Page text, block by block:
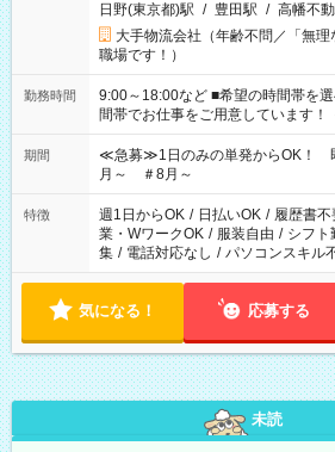
日野(東京都)駅 / 豊田駅 / 高幡不
大手物流会社（年齢不問／「無
職場です！）
勤務時間
9:00～18:00など ■希望の時間帯を選べます！ ▼他
間帯でお仕事をご用意しています
17:00～22:00 13:00～22:00 22:00
期間
≪急募≫1日のみの単発からOK！
月～ ＃8月～
特徴 週1日からOK / 日払いOK / 履歴書不
業・WワークOK / 服装自由 / シフト
集 / 電話対応なし / パソコンスキル
気になる！ 応募する
未読